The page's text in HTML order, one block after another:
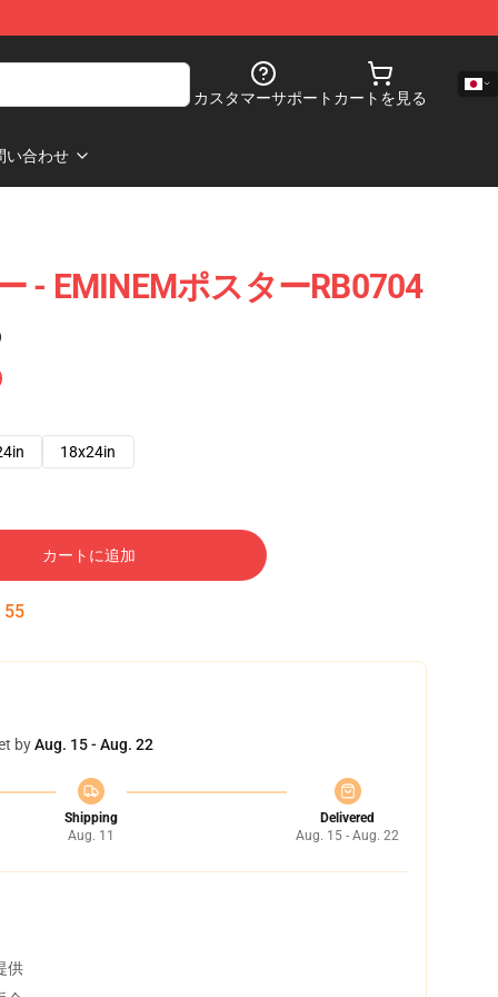
カスタマーサポート カートを見る
い合わせ
- EMINEMポスターRB0704
18x24in
カートに追加
54
byAug. 15 - Aug. 22
Shipping
Aug. 11
Delivered
Aug. 15 - Aug. 22
供